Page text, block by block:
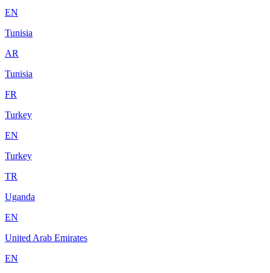
EN
Tunisia
AR
Tunisia
FR
Turkey
EN
Turkey
TR
Uganda
EN
United Arab Emirates
EN